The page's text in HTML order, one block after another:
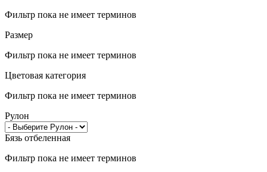
Фильтр пока не имеет терминов
Размер
Фильтр пока не имеет терминов
Цветовая категория
Фильтр пока не имеет терминов
Рулон
Бязь отбеленная
Фильтр пока не имеет терминов